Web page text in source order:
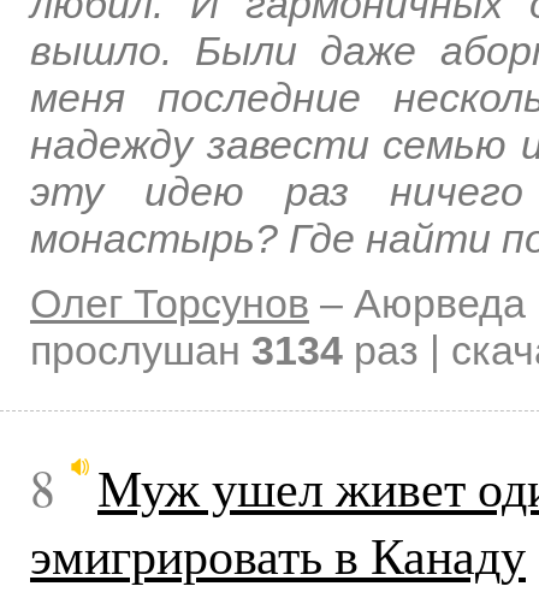
вышло. Были даже
меня последние
надежду завести
эту идею раз
монастырь? Где найти
Олег Торсунов – Аюрведа
прослушан 3134 раз |
8
Муж ушел живет
эмигрировать в Канаду